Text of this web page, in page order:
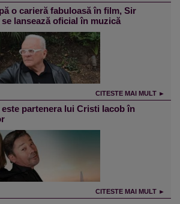
o carieră fabuloasă în film, Sir
lansează oficial în muzică
CITESTE MAI MULT ►
partenera lui Cristi Iacob în
CITESTE MAI MULT ►